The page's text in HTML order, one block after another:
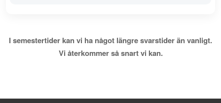
I semestertider kan vi ha något längre svarstider än vanligt.
Vi återkommer så snart vi kan.